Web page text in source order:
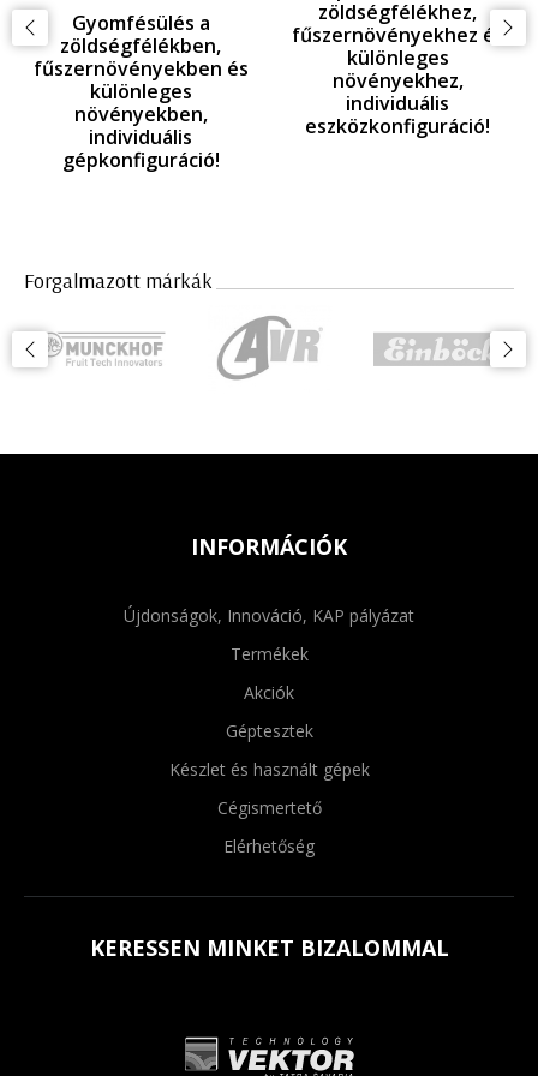
EINBÖCK ELŐRENDELÉSI
AKCIÓ 2026-27!
A jövő fagyvédelmi
techológiája
Forgalmazott márkák
INFORMÁCIÓK
Újdonságok, Innováció, KAP pályázat
Termékek
Akciók
Géptesztek
Készlet és használt gépek
Cégismertető
Elérhetőség
KERESSEN MINKET BIZALOMMAL